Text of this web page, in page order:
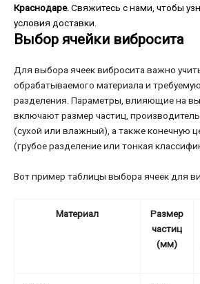
Краснодаре.Свяжитесь с нами, чтобы
условия доставки.
Выбор ячейки вибросита
Для выбора ячеек вибросита важно
обрабатываемого материала и
разделения. Параметры, влияющие на
включают размер частиц,
(сухой или влажный), а также конечную
(грубое разделение или тонкая
Вот пример таблицы выбора ячеек для
Материал
Размер
частиц
(мм)